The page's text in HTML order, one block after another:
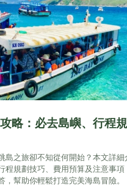
略：必去島嶼、行程
島之旅卻不知從何開始？本文詳
程規劃技巧、費用預算及注意事項
，幫助你輕鬆打造完美海島冒險。